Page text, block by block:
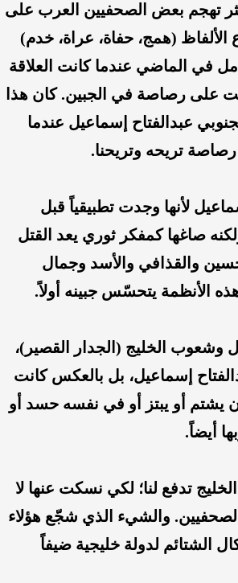
تهجم بعض الصحفيين العرب على
(همج، حفاة، عراة، خدم)
في الماضي عندما كانت العلاقة
على رصاصة في الجبين. كان هذا
عبدالفتاح إسماعيل عندما
تريحه وتريحنا.
لأنها وجدت تطبيقياً قبل
صاغها كمفكر ثوري يعد القتل
والقذافي والأسد وجمال
الأنظمة يتحسّس جبينه أولاً.
الخليج (الجدار القصير)،
إسماعيل، بل بالعكس كانت
يشتم أو يبتز أو في نفسه حسد أو
أيضاً.
تدفع لنا؛ لكي نسكت عنها لا
والشيء الذي شجّع هؤلاء
الشتائم لدولة خليجية ضيفاً